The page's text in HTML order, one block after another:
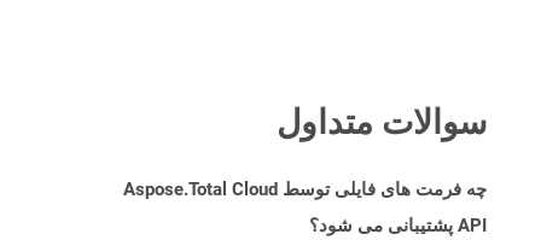
سوالات متداول
چه فرمت های فایلی توسط Aspose.Total Cloud
API پشتیبانی می شود؟